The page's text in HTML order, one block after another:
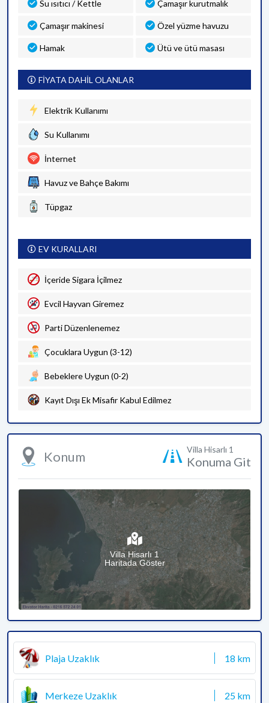
Su ısıtıcı / Kettle Çamaşır kurutmalık
Çamaşır makinesi Özel yüzme havuzu
Hamak Ütü ve ütü masası
FİYATA DAHİL OLANLAR
Elektrik Kullanımı
Su Kullanımı
İnternet
Havuz ve Bahçe Bakımı
Tüpgaz
EV KURALLARI
İçeride Sigara İçilmez
Evcil Hayvan Giremez
Parti Düzenlenemez
Çocuklara Uygun (3-12)
Bebeklere Uygun (0-2)
Kayıt Dışı Ek Misafir Kabul Edilmez
Konum Villa Hisarlı 1
Konuma Git
Villa Hisarlı 1
Haritada Göster
Plaja Uzaklık 18 km
Merkeze Uzaklık 25 km